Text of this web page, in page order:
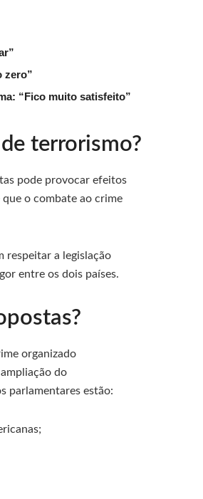
zero”
“Fico muito satisfeito”
terrorismo?
pode provocar efeitos
o combate ao crime
respeitar a legislação
entre os dois países.
organizado
do
parlamentares estão: